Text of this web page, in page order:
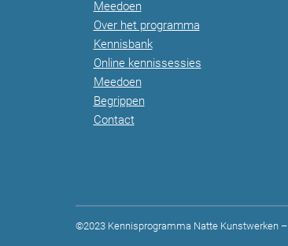
Meedoen
Over het programma
Kennisbank
Online kennissessies
Meedoen
Begrippen
Contact
©2023 Kennisprogramma Natte Kunstwerken –